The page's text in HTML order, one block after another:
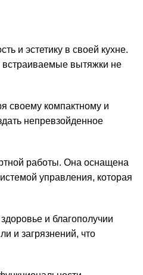
и эстетику в своей кухне.
встраиваемые вытяжки не
своему компактному и
непревзойденное
работы. Она оснащена
управления, которая
и благополучии
и загрязнений, что